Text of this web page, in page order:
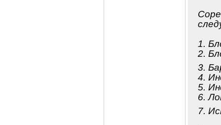
1.
2.
3.
4.
5.
6.
7.